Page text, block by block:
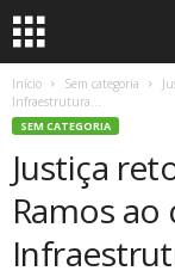
Início Sem categoria
Infraestrutura...
SEM CATEGORIA
Justiça
Ramos